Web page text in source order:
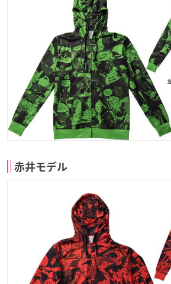
赤井モデル